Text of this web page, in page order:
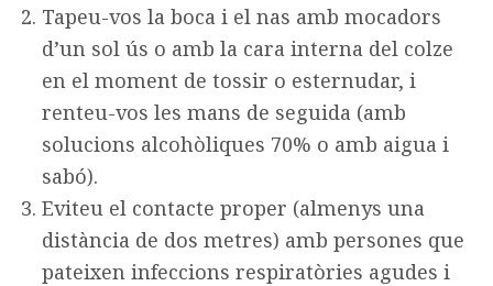
Tapeu-vos la boca i el nas amb mocadors
d’un sol ús o amb la cara interna del colze
en el moment de tossir o esternudar, i
renteu-vos les mans de seguida (amb
solucions alcohòliques 70% o amb aigua i
sabó).
Eviteu el contacte proper (almenys una
distància de dos metres) amb persones que
pateixen infeccions respiratòries agudes i